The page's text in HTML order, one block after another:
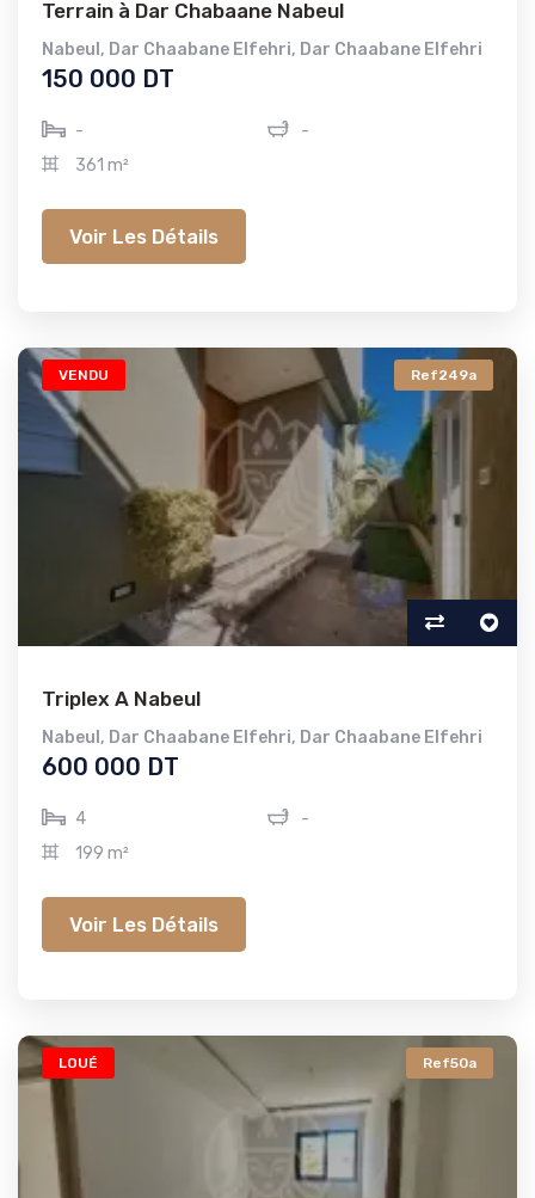
Terrain à Dar Chabaane Nabeul
Nabeul , Dar Chaabane Elfehri, Dar Chaabane Elfehri
150 000 DT
-
-
361 m²
Voir Les Détails
VENDU Ref249a
Triplex A Nabeul
Nabeul , Dar Chaabane Elfehri, Dar Chaabane Elfehri
600 000 DT
4
-
199 m²
Voir Les Détails
LOUÉ Ref50a